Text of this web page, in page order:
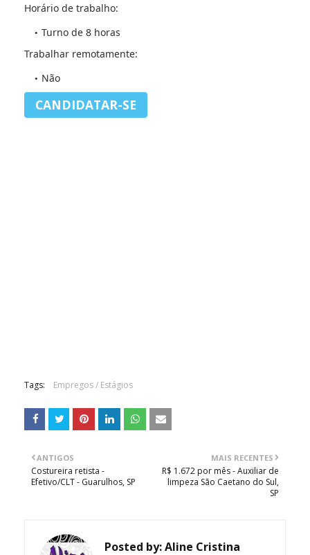
Horário de trabalho:
Turno de 8 horas
Trabalhar remotamente:
Não
Tags: Empregos / Estágios
MAIS RECENTES
R$ 1.672 por mês - Auxiliar de
limpeza São Caetano do Sul,
SP
ANTIGOS
Costureira retista -
Efetivo/CLT - Guarulhos, SP
Posted by:Aline Cristina